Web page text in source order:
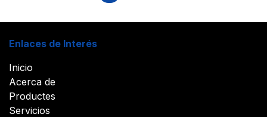
Enlaces de Interés
Inicio
Acerca de
Productes
Servicios